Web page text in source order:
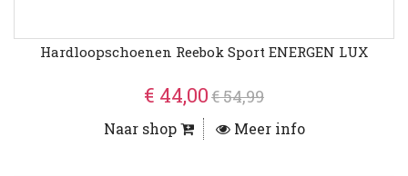
Hardloopschoenen Reebok Sport ENERGEN LUX
€ 44,00€ 54,99
Naar shop Meer info